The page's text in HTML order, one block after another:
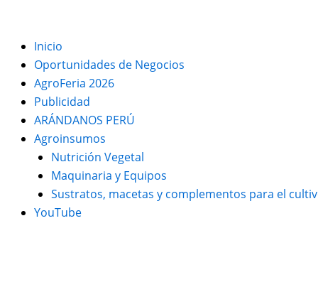
Inicio
Oportunidades de Negocios
AgroFeria 2026
Publicidad
ARÁNDANOS PERÚ
Agroinsumos
Nutrición Vegetal
Maquinaria y Equipos
Sustratos, macetas y complementos para el
YouTube